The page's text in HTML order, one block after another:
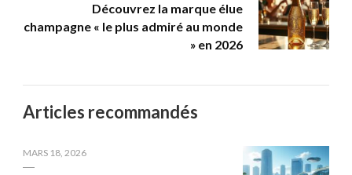
Découvrez la marque élue
champagne « le plus admiré au monde
» en 2026
Articles recommandés
MARS 18, 2026